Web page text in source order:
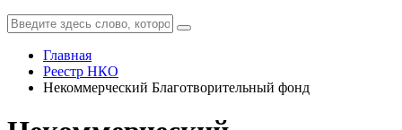
Главная
Реестр НКО
Некоммерческий Благотворительный фонд